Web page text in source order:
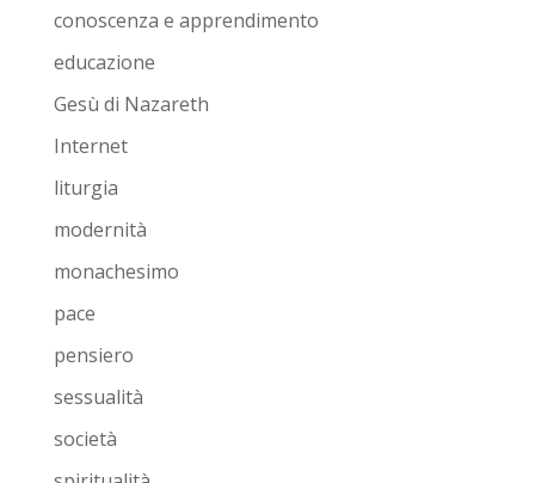
conoscenza e apprendimento
educazione
Gesù di Nazareth
Internet
liturgia
modernità
monachesimo
pace
pensiero
sessualità
società